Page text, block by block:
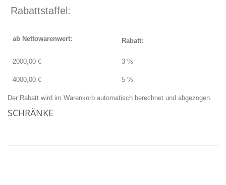
Rabattstaffel:
ab Nettowarenwert: Rabatt:
2000,00 € 3 %
4000,00 € 5 %
Der Rabatt wird im Warenkorb automatisch berechnet und abgezogen.
SCHRÄNKE